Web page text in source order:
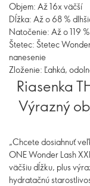
Objem: Až 16x väčší
Dĺžka: Až o 68 %
Natočenie: Až o 119
Štetec: Štetec
nanesenie
Zloženie: Ľahká,
Riasenka
Výrazný
„Chcete dosiahnuť
ONE Wonder Lash
väčšiu dĺžku, plus
hydratačnú